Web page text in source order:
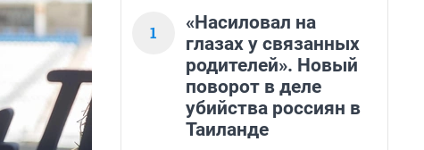
1
«Насиловал на
глазах у связанных
родителей». Новый
поворот в деле
убийства россиян в
Таиланде